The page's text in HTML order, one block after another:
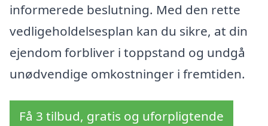
informerede beslutning. Med den rette
vedligeholdelsesplan kan du sikre, at din
ejendom forbliver i toppstand og undgå
unødvendige omkostninger i fremtiden.
Få 3 tilbud, gratis og uforpligtende